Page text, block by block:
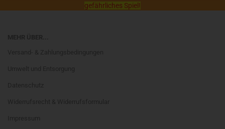
gefährliches Spiel!